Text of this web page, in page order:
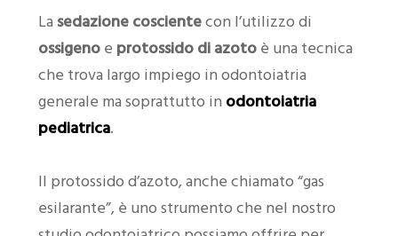
La sedazione coscientecon l’utilizzo di
ossigenoe protossido di azotoè una tecnica
che trova largo impiego in odontoiatria
generale ma soprattutto in odontoiatria
pediatrica.
Il protossido d’azoto, anche chiamato “gas
esilarante”, è uno strumento che nel nostro